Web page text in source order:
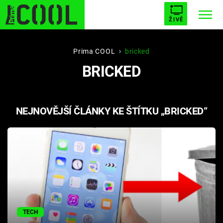
ŽIVĚ
STARHOUSE BUFFY, PŘEMOŽITELKA UPÍRŮ
PLNEJ KOTEL AVENGERS 5
Témata
Seriály
Hry
Prima COOL bricked
BRICKED
NEJNOVĚJŠÍ ČLÁNKY KE ŠTÍTKU „BRICKED“
TECH